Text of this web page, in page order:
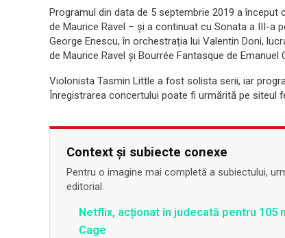
Programul din data de 5 septembrie 2019 a
de Maurice Ravel – și a continuat cu Sonata a III-a
George Enescu, în orchestrația lui Valentin Doni,
de Maurice Ravel și Bourrée Fantasque de Emanuel
Violonista Tasmin Little a fost solista serii, iar
Înregistrarea concertului poate fi urmărită pe siteul
Context și subiecte conexe
Pentru o imagine mai completă a subiectului,
editorial.
Netflix, acționat în judecată pentru 105
Cage